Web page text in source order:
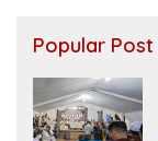
Popular Post